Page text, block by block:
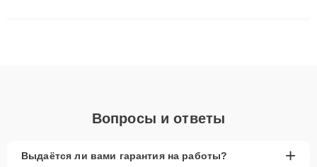
Вопросы и ответы
Выдаётся ли вами гарантия на работы? +